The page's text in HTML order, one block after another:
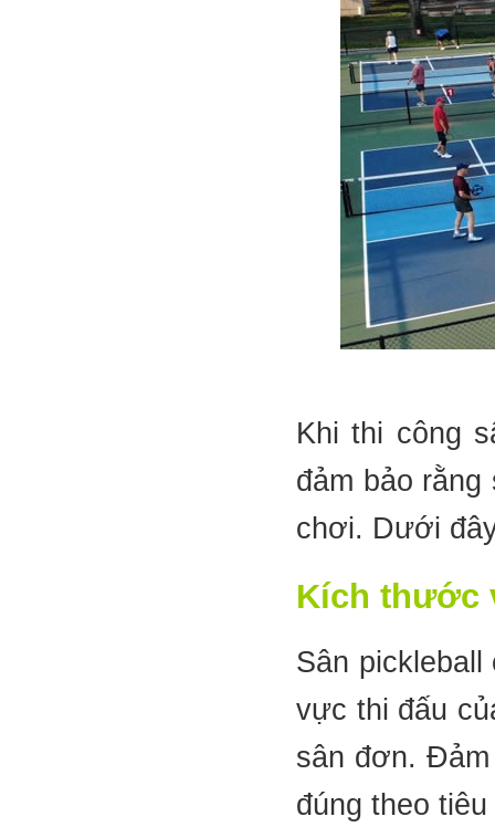
Khi thi công
đảm bảo
chơi. Dưới
Kích thước
Sân
vực thi đấu
sân đơn.
đúng theo